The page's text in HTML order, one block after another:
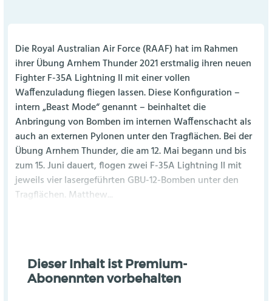
Die Royal Australian Air Force (RAAF) hat im Rahmen
ihrer Übung Arnhem Thunder 2021 erstmalig ihren neuen
Fighter F-35A Lightning II mit einer vollen
Waffenzuladung fliegen lassen. Diese Konfiguration –
intern „Beast Mode“ genannt – beinhaltet die
Anbringung von Bomben im internen Waffenschacht als
auch an externen Pylonen unter den Tragflächen. Bei der
Übung Arnhem Thunder, die am 12. Mai begann und bis
zum 15. Juni dauert, flogen zwei F-35A Lightning II mit
jeweils vier lasergeführten GBU-12-Bomben unter den
Tragflächen. Matthew...
Dieser Inhalt ist Premium-
Abonennten vorbehalten